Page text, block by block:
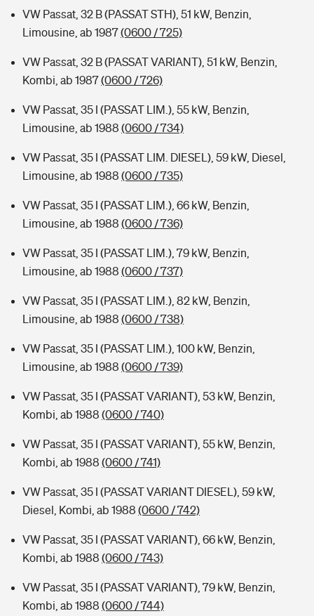
VW Passat, 32 B (PASSAT STH), 51 kW, Benzin,
Limousine, ab 1987(0600 / 725)
VW Passat, 32 B (PASSAT VARIANT), 51 kW, Benzin,
Kombi, ab 1987(0600 / 726)
VW Passat, 35 I (PASSAT LIM.), 55 kW, Benzin,
Limousine, ab 1988 (0600 / 734)
VW Passat, 35 I (PASSAT LIM. DIESEL), 59 kW, Diesel,
Limousine, ab 1988 (0600 / 735)
VW Passat, 35 I (PASSAT LIM.), 66 kW, Benzin,
Limousine, ab 1988 (0600 / 736)
VW Passat, 35 I (PASSAT LIM.), 79 kW, Benzin,
Limousine, ab 1988 (0600 / 737)
VW Passat, 35 I (PASSAT LIM.), 82 kW, Benzin,
Limousine, ab 1988 (0600 / 738)
VW Passat, 35 I (PASSAT LIM.), 100 kW, Benzin,
Limousine, ab 1988 (0600 / 739)
VW Passat, 35 I (PASSAT VARIANT), 53 kW, Benzin,
Kombi, ab 1988 (0600 / 740)
VW Passat, 35 I (PASSAT VARIANT), 55 kW, Benzin,
Kombi, ab 1988 (0600 / 741)
VW Passat, 35 I (PASSAT VARIANT DIESEL), 59 kW,
Diesel, Kombi, ab 1988 (0600 / 742)
VW Passat, 35 I (PASSAT VARIANT), 66 kW, Benzin,
Kombi, ab 1988 (0600 / 743)
VW Passat, 35 I (PASSAT VARIANT), 79 kW, Benzin,
Kombi, ab 1988 (0600 / 744)